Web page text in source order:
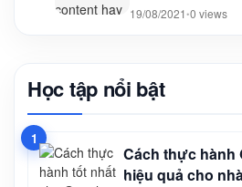
19/08/2021 •0 views
Học tập nổi bật
1
Cách thực hành
hiệu quả cho